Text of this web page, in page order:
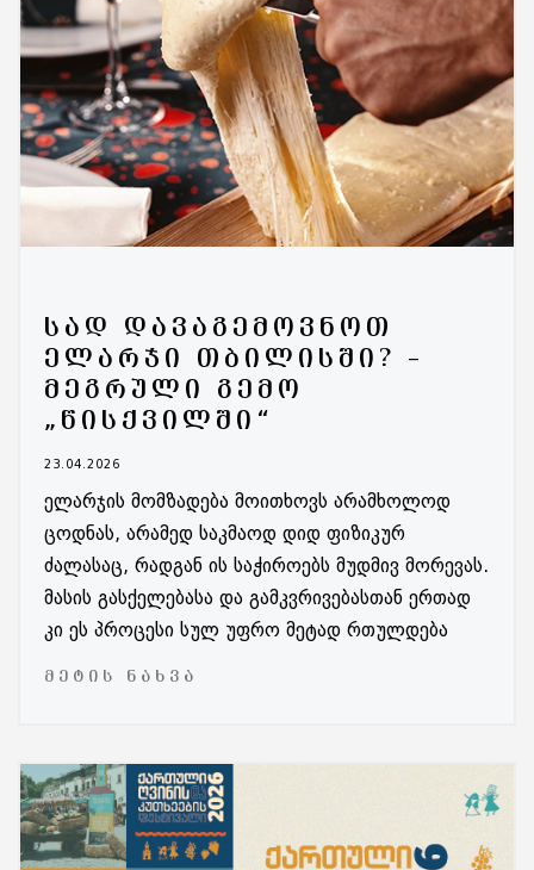
ᲡᲐᲓ ᲓᲐᲕᲐᲒᲔᲛᲝᲕᲜᲝᲗ
ᲔᲚᲐᲠᲯᲘ ᲗᲑᲘᲚᲘᲡᲨᲘ? –
ᲛᲔᲒᲠᲣᲚᲘ ᲒᲔᲛᲝ
„ᲬᲘᲡᲥᲕᲘᲚᲨᲘ“
23.04.2026
ელარჯის მომზადება მოითხოვს არამხოლოდ
ცოდნას, არამედ საკმაოდ დიდ ფიზიკურ
ძალასაც, რადგან ის საჭიროებს მუდმივ მორევას.
მასის გასქელებასა და გამკვრივებასთან ერთად
კი ეს პროცესი სულ უფრო მეტად რთულდება
ᲛᲔᲢᲘᲡ ᲜᲐᲮᲕᲐ